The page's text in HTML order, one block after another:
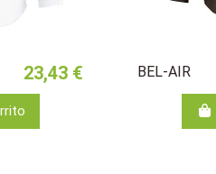
23,43 € BEL-AIR